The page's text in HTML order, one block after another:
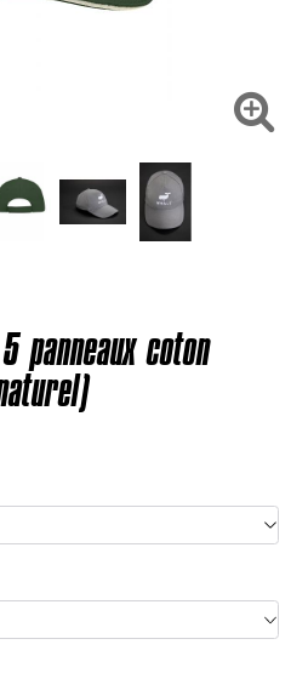

panneaux coton